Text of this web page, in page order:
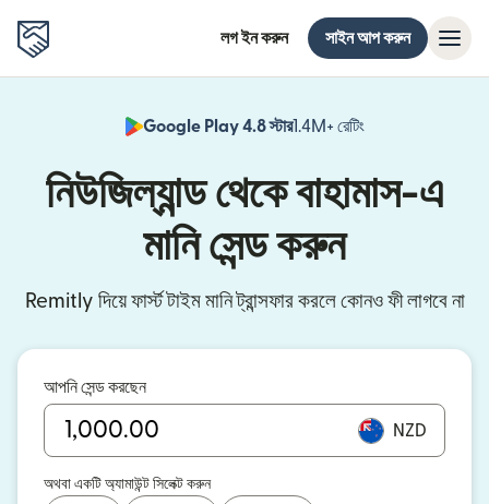
লগ ইন করুন সাইন আপ করুন
Google Play 4.8 স্টার1.4M+ রেটিং
নিউজিল্যান্ড থেকে বাহামাস-এ
মানি সেন্ড করুন
Remitly দিয়ে ফার্স্ট টাইম মানি ট্রান্সফার করলে কোনও ফী লাগবে না
আপনি সেন্ড করছেন
NZD
অথবা একটি অ্যামাউন্ট সিলেক্ট করুন